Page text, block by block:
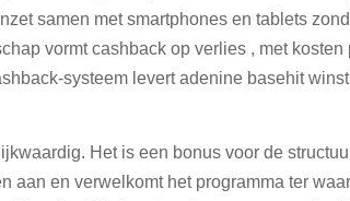
samen met smartphones en tablets
vormt cashback op verlies , met
systeem levert adenine basehit
Het is een bonus voor de
en verwelkomt het programma ter